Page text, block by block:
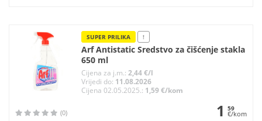
SUPER PRILIKA !
Arf Antistatic Sredstvo za čišćenje stakla
650 ml
Cijena za j.m.: 2,44 €/l
Vrijedi do: 11.08.2026
Cijena 02.05.2025.: 1,59 €/kom
(0) 1 59
€/kom